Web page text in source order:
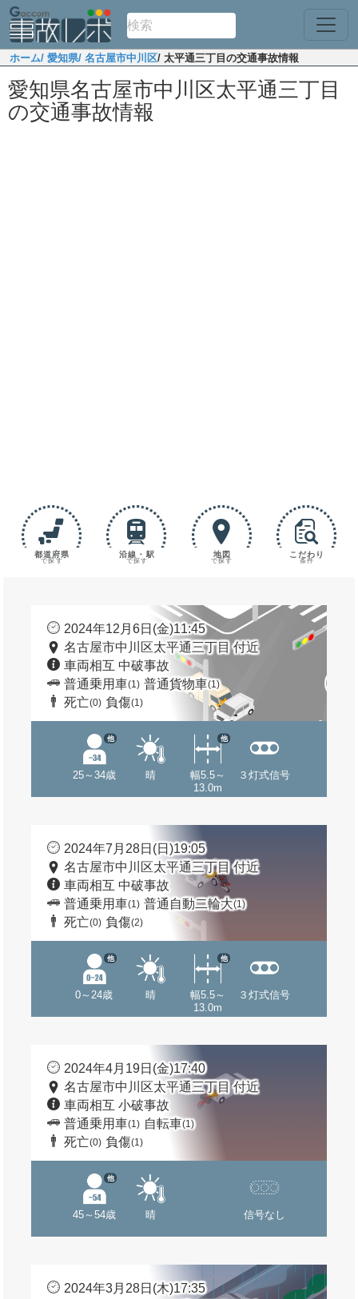
ホーム/ 愛知県/ 名古屋市中川区/ 太平通三丁目の交通事故情報
愛知県名古屋市中川区太平通三丁目
の交通事故情報
都道府県
で探す
沿線・駅
で探す
地図
で探す
こだわり
条件
2024年12月6日(金)11:45
名古屋市中川区太平通三丁目 付近
車両相互 中破事故
普通乗用車(1) 普通貨物車(1)
死亡(0) 負傷(1)
25～34歳
他
晴
幅5.5～
13.0m
他
３灯式信号
2024年7月28日(日)19:05
名古屋市中川区太平通三丁目 付近
車両相互 中破事故
普通乗用車(1) 普通自動二輪大(1)
死亡(0) 負傷(2)
0～24歳
他
晴
幅5.5～
13.0m
他
３灯式信号
2024年4月19日(金)17:40
名古屋市中川区太平通三丁目 付近
車両相互 小破事故
普通乗用車(1) 自転車(1)
死亡(0) 負傷(1)
45～54歳
他
晴 信号なし
2024年3月28日(木)17:35